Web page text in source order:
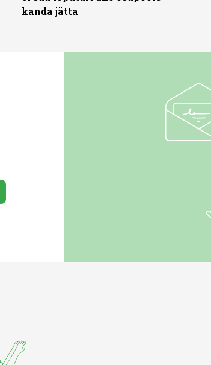
kanda jätta